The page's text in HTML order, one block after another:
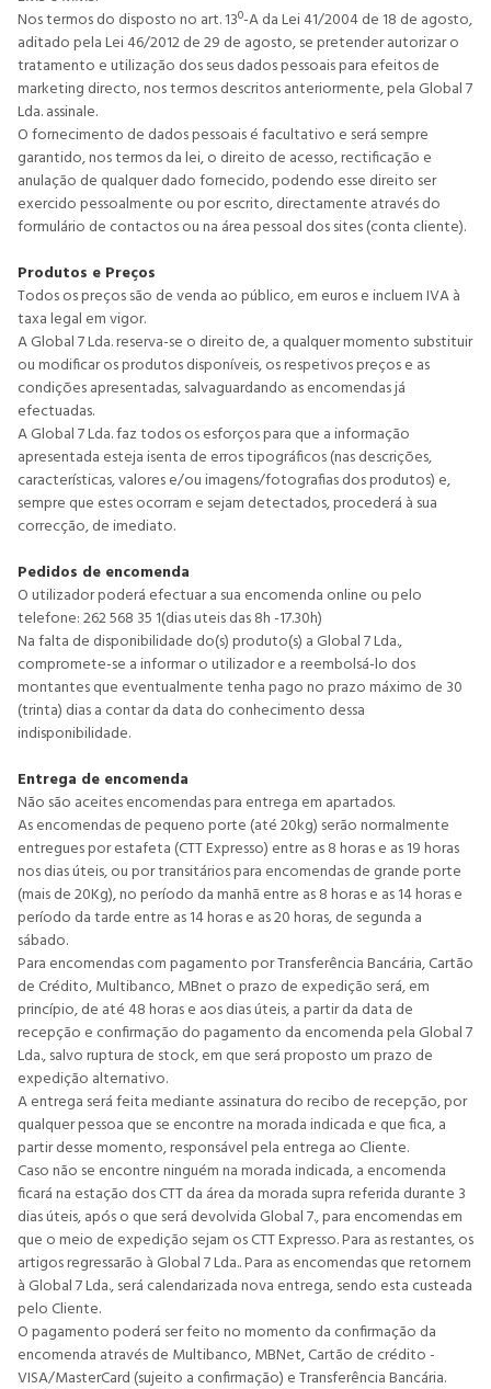
Nos termos do disposto no art. 13º-A da Lei 41/2004 de 18 de agosto,
aditado pela Lei 46/2012 de 29 de agosto, se pretender autorizar o
tratamento e utilização dos seus dados pessoais para efeitos de
marketing directo, nos termos descritos anteriormente, pela Global 7
Lda. assinale.
O fornecimento de dados pessoais é facultativo e será sempre
garantido, nos termos da lei, o direito de acesso, rectificação e
anulação de qualquer dado fornecido, podendo esse direito ser
exercido pessoalmente ou por escrito, directamente através do
formulário de contactos ou na área pessoal dos sites (conta cliente).
Produtos e Preços
Todos os preços são de venda ao público, em euros e incluem IVA à
taxa legal em vigor.
A Global 7 Lda. reserva-se o direito de, a qualquer momento substituir
ou modificar os produtos disponíveis, os respetivos preços e as
condições apresentadas, salvaguardando as encomendas já
efectuadas.
A Global 7 Lda. faz todos os esforços para que a informação
apresentada esteja isenta de erros tipográficos (nas descrições,
características, valores e/ou imagens/fotografias dos produtos) e,
sempre que estes ocorram e sejam detectados, procederá à sua
correcção, de imediato.
Pedidos de encomenda
O utilizador poderá efectuar a sua encomenda online ou pelo
telefone: 262 568 35 1(dias uteis das 8h -17.30h)
Na falta de disponibilidade do(s) produto(s) a Global 7 Lda.,
compromete-se a informar o utilizador e a reembolsá-lo dos
montantes que eventualmente tenha pago no prazo máximo de 30
(trinta) dias a contar da data do conhecimento dessa
indisponibilidade.
Entrega de encomenda
Não são aceites encomendas para entrega em apartados.
As encomendas de pequeno porte (até 20kg) serão normalmente
entregues por estafeta (CTT Expresso) entre as 8 horas e as 19 horas
nos dias úteis, ou por transitários para encomendas de grande porte
(mais de 20Kg), no período da manhã entre as 8 horas e as 14 horas e
período da tarde entre as 14 horas e as 20 horas, de segunda a
sábado.
Para encomendas com pagamento por Transferência Bancária, Cartão
de Crédito, Multibanco, MBnet o prazo de expedição será, em
princípio, de até 48 horas e aos dias úteis, a partir da data de
recepção e confirmação do pagamento da encomenda pela Global 7
Lda., salvo ruptura de stock, em que será proposto um prazo de
expedição alternativo.
A entrega será feita mediante assinatura do recibo de recepção, por
qualquer pessoa que se encontre na morada indicada e que fica, a
partir desse momento, responsável pela entrega ao Cliente.
Caso não se encontre ninguém na morada indicada, a encomenda
ficará na estação dos CTT da área da morada supra referida durante 3
dias úteis, após o que será devolvida Global 7., para encomendas em
que o meio de expedição sejam os CTT Expresso. Para as restantes, os
artigos regressarão à Global 7 Lda.. Para as encomendas que retornem
à Global 7 Lda., será calendarizada nova entrega, sendo esta custeada
pelo Cliente.
O pagamento poderá ser feito no momento da confirmação da
encomenda através de Multibanco, MBNet, Cartão de crédito -
VISA/MasterCard (sujeito a confirmação) e Transferência Bancária.